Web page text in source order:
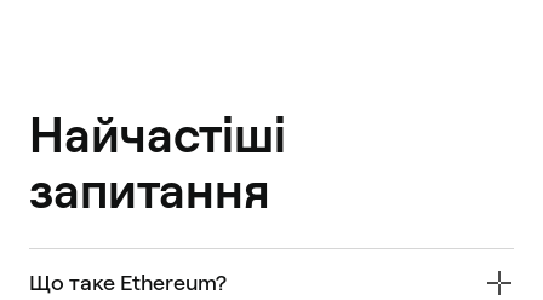
Найчастіші
запитання
Що таке Ethereum?